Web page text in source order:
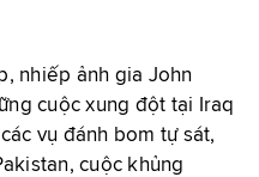
nhiếp ảnh gia John
cuộc xung đột tại Iraq
vụ đánh bom tự sát,
cuộc khủng